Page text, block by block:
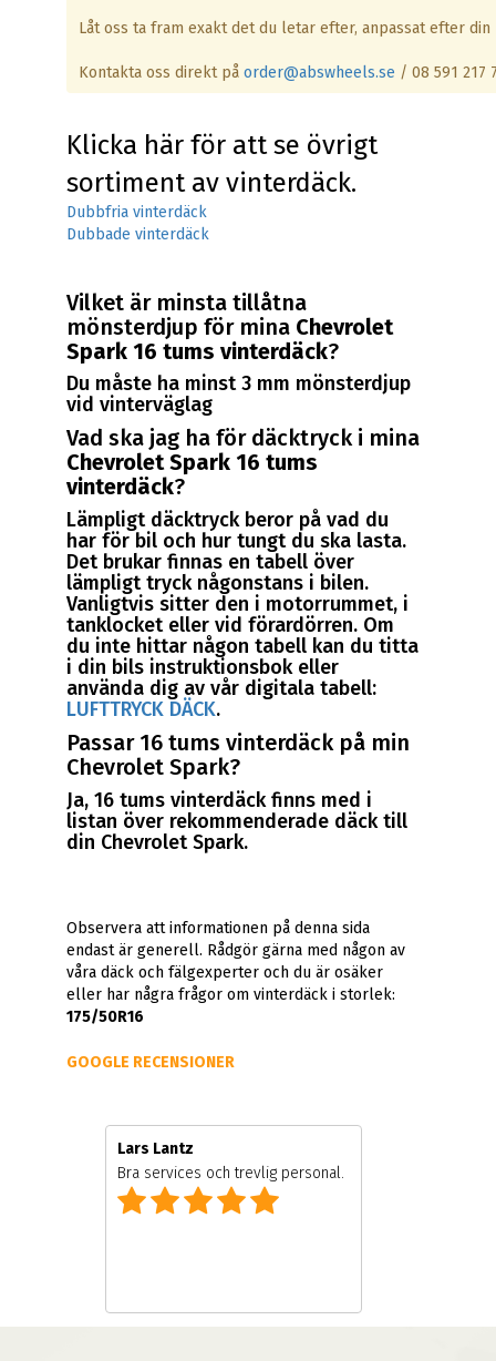
Låt oss ta fram exakt det du letar efter, anpassat efter din
Kontakta oss direkt på order@abswheels.se / 08 591 217
Klicka här för att se övrigt
sortiment av vinterdäck.
Dubbfria vinterdäck
Dubbade vinterdäck
Vilket är minsta tillåtna
mönsterdjup för mina Chevrolet
Spark 16 tums vinterdäck?
Du måste ha minst 3 mm mönsterdjup
vid vinterväglag
Vad ska jag ha för däcktryck i mina
Chevrolet Spark 16 tums
vinterdäck?
Lämpligt däcktryck beror på vad du
har för bil och hur tungt du ska lasta.
Det brukar finnas en tabell över
lämpligt tryck någonstans i bilen.
Vanligtvis sitter den i motorrummet, i
tanklocket eller vid förardörren. Om
du inte hittar någon tabell kan du titta
i din bils instruktionsbok eller
använda dig av vår digitala tabell:
LUFTTRYCK DÄCK.
Passar 16 tums vinterdäck på min
Chevrolet Spark?
Ja, 16 tums vinterdäck finns med i
listan över rekommenderade däck till
din Chevrolet Spark.
Observera att informationen på denna sida
endast är generell. Rådgör gärna med någon av
våra däck och fälgexperter och du är osäker
eller har några frågor om vinterdäck i storlek:
175/50R16
GOOGLE RECENSIONER
Lars Lantz
Bra services och trevlig personal.